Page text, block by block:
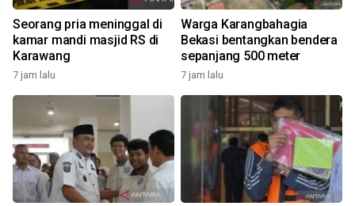
Seorang pria meninggal di
kamar mandi masjid RS di
Karawang
7 jam lalu
Warga Karangbahagia
Bekasi bentangkan bendera
sepanjang 500 meter
7 jam lalu